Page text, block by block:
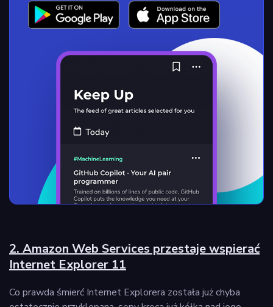
2. Amazon Web Services przestaje wspierać
Internet Explorer 11
Co prawda śmierć Internet Explorera została już chyba